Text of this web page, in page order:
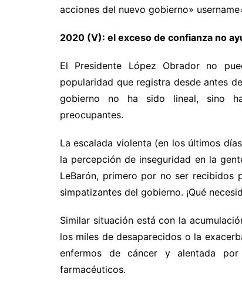
acciones del nuevo gobierno»
2020 (V): el exceso de confianza no
El Presidente López Obrador no
popularidad que registra desde antes
gobierno no ha sido lineal, sino
preocupantes.
La escalada violenta (en los últimos
la percepción de inseguridad en la
LeBarón, primero por no ser recibidos
simpatizantes del gobierno. ¡Qué
Similar situación está con la
los miles de desaparecidos o la
enfermos de cáncer y alentada
farmacéuticos.